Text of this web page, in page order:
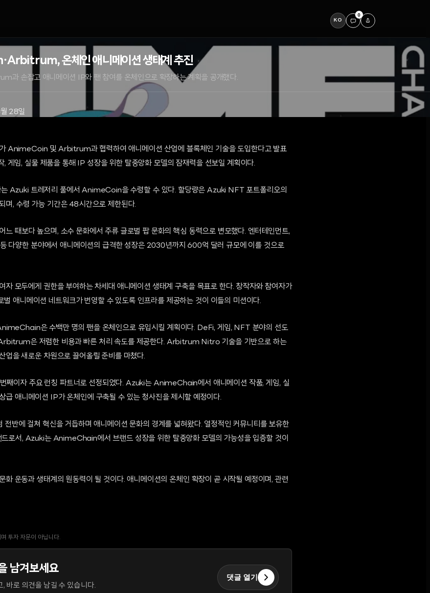
KO
0
온체인 애니메이션 생태계 추진
손잡고 애니메이션 IP와 팬 참여를 온체인으로 확장하는 계획을 공개했다.
28일
AnimeCoin 및 Arbitrum과 협력하여 애니메이션 산업에 블록체인 기술을 도입한다고 발표
게임, 실물 제품을 통해 IP 성장을 위한 탈중앙화 모델의 잠재력을 선보일 계획이다.
Azuki 트레저리 풀에서 AnimeCoin을 수령할 수 있다. 할당량은 Azuki NFT 포트폴리오의
며, 수령 가능 기간은 48시간으로 제한된다.
느 때보다 높으며, 소수 문화에서 주류 글로벌 팝 문화의 핵심 동력으로 변모했다. 엔터테인먼트,
다양한 분야에서 애니메이션의 급격한 성장은 2030년까지 600억 달러 규모에 이를 것으로
모두에게 권한을 부여하는 차세대 애니메이션 생태계 구축을 목표로 한다. 창작자와 참여자가
벌 애니메이션 네트워크가 번영할 수 있도록 인프라를 제공하는 것이 이들의 미션이다.
은 수백만 명의 팬을 온체인으로 유입시킬 계획이다. DeFi, 게임, NFT 분야의 선도
은 저렴한 비용과 빠른 처리 속도를 제공한다. Arbitrum Nitro 기술을 기반으로 하는
을 새로운 차원으로 끌어올릴 준비를 마쳤다.
이자 주요 런칭 파트너로 선정되었다. Azuki는 AnimeChain에서 애니메이션 작품, 게임, 실
급 애니메이션 IP가 온체인에 구축될 수 있는 청사진을 제시할 예정이다.
반에 걸쳐 혁신을 거듭하며 애니메이션 문화의 경계를 넓혀왔다. 열정적인 커뮤니티를 보유한
드로서, Azuki는 AnimeChain에서 브랜드 성장을 위한 탈중앙화 모델의 가능성을 입증할 것이
운동과 생태계의 원동력이 될 것이다. 애니메이션의 온체인 확장이 곧 시작될 예정이며, 관련
투자 자문이 아닙니다.
남겨보세요
바로 의견을 남길 수 있습니다.
댓글 열기